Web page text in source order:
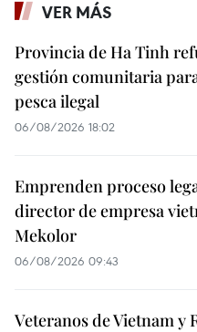
VER MÁS
Provincia de Ha Tinh
gestión comunitaria
pesca ilegal
06/08/2026 18:02
Emprenden proceso
director de empresa
Mekolor
06/08/2026 09:43
Veteranos de Vietnam y